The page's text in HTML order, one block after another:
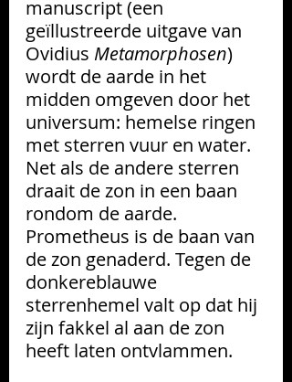
manuscript (een
geïllustreerde uitgave van
Ovidius Metamorphosen)
wordt de aarde in het
midden omgeven door het
universum: hemelse ringen
met sterren vuur en water.
Net als de andere sterren
draait de zon in een baan
rondom de aarde.
Prometheus is de baan van
de zon genaderd. Tegen de
donkereblauwe
sterrenhemel valt op dat hij
zijn fakkel al aan de zon
heeft laten ontvlammen.